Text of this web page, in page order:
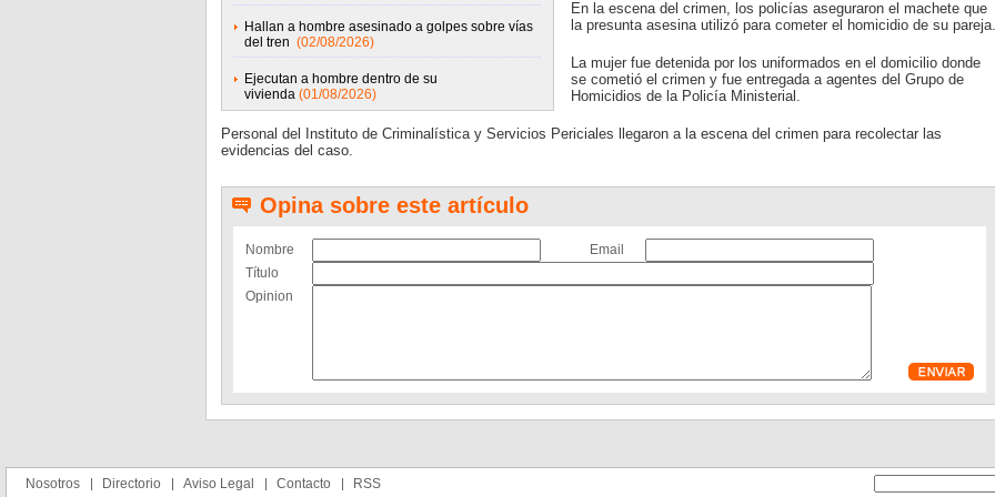
Hallan a hombre asesinado a golpes sobre vías
del tren (02/08/2026)
Ejecutan a hombre dentro de su
vivienda (01/08/2026)
En la escena del crimen, los policías aseguraron el machete que
la presunta asesina utilizó para cometer el homicidio de su pareja.
La mujer fue detenida por los uniformados en el domicilio donde
se cometió el crimen y fue entregada a agentes del Grupo de
Homicidios de la Policía Ministerial.
Personal del Instituto de Criminalística y Servicios Periciales llegaron a la escena del crimen para recolectar las
evidencias del caso.
Opina sobre este artículo
Nombre
Email
Título
Opinion
Nosotros Directorio Aviso Legal Contacto RSS